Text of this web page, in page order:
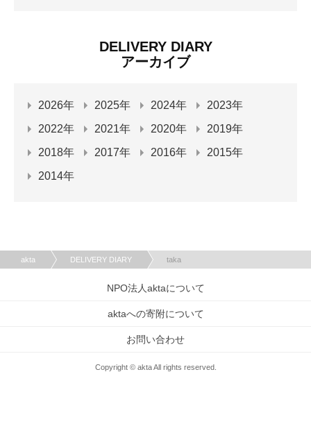
DELIVERY DIARY
アーカイブ
2026年 2025年 2024年
2023年
2022年
2021年 2020年
2019年
2018年
2017年 2016年
2015年
2014年
akta DELIVERY DIARY taka
NPO法人aktaについて
aktaへの寄附について
お問い合わせ
Copyright © akta All rights reserved.